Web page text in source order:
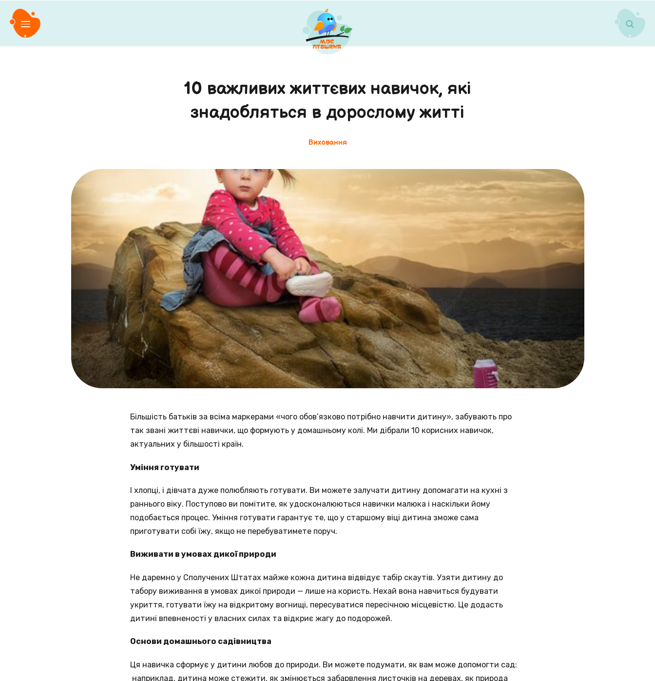
10 важливих життєвих навичок, які
знадобляться в дорослому житті
Виховання
Більшість батьків за всіма маркерами «чого обов’язково потрібно навчити дитину», забувають про
так звані життєві навички, що формують у домашньому колі. Ми дібрали 10 корисних навичок,
актуальних у більшості країн.
Уміння готувати
І хлопці, і дівчата дуже полюбляють готувати. Ви можете залучати дитину допомагати на кухні з
раннього віку. Поступово ви помітите, як удосконалюються навички малюка і наскільки йому
подобається процес. Уміння готувати гарантує те, що у старшому віці дитина зможе сама
приготувати собі їжу, якщо не перебуватимете поруч.
Виживати в умовах дикої природи
Не даремно у Сполучених Штатах майже кожна дитина відвідує табір скаутів. Узяти дитину до
табору виживання в умовах дикої природи — лише на користь. Нехай вона навчиться будувати
укриття, готувати їжу на відкритому вогнищі, пересуватися пересічною місцевістю. Це додасть
дитині впевненості у власних силах та відкриє жагу до подорожей.
Основи домашнього садівництва
Ця навичка сформує у дитини любов до природи. Ви можете подумати, як вам може допомогти сад:
наприклад, дитина може стежити, як змінюється забарвлення листочків на деревах, як природа